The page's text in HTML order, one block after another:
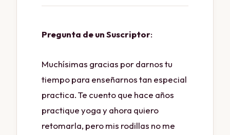
Pregunta de un Suscriptor:
Muchísimas gracias por darnos tu
tiempo para enseñarnos tan especial
practica. Te cuento que hace años
practique yoga y ahora quiero
retomarla, pero mis rodillas no me